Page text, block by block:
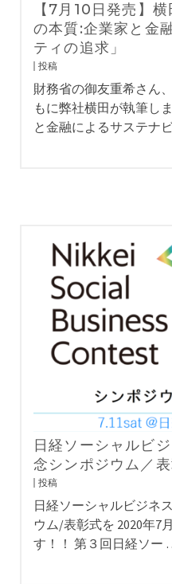
【7月10日発売】
の本質:企業家と金
ティの追求」
投稿
財務省の御友重希さん
もに弊社横田が執筆し
と金融によるサステナ
日経ソーシャルビ
念シンポジウム／
投稿
日経ソーシャルビジネ
ウム/表彰式を 2020年7
す！！ 第３回日経ソー